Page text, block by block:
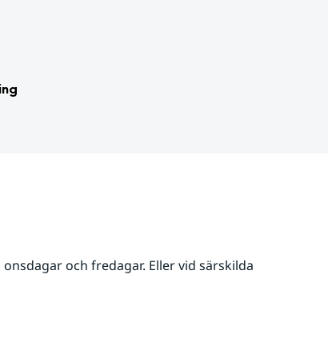
och fredagar. Eller vid särskilda